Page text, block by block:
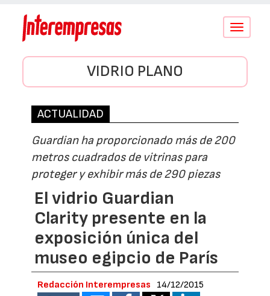
Conmutar
VIDRIO PLANO
ACTUALIDAD
Guardian ha proporcionado más de 200
metros cuadrados de vitrinas para
proteger y exhibir más de 290 piezas
El vidrio Guardian
Clarity presente en la
exposición única del
museo egipcio de París
Redacción Interempresas 14/12/2015